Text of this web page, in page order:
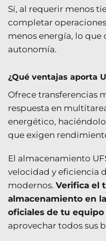
Sí, al requerir menos
completar
menos energía, lo
autonomía.
¿Qué ventajas aporta
Ofrece transferencias
respuesta en
energético,
que exigen
El almacenamiento
velocidad y eficiencia
modernos. Verifica el
almacenamiento en
oficiales de tu equipo
aprovechar todos sus